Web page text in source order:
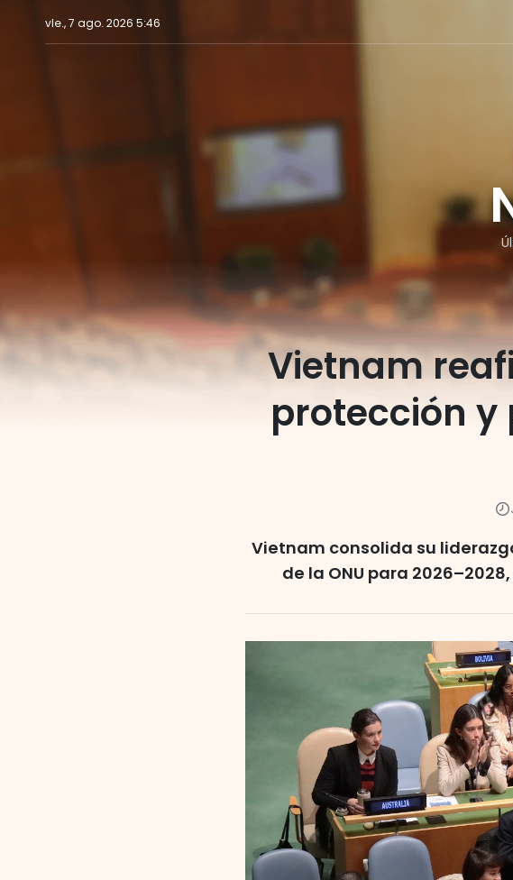
vie., 7 ago. 2026 5:46
Vietnam
protección y
Vietnam consolida su
de la ONU para